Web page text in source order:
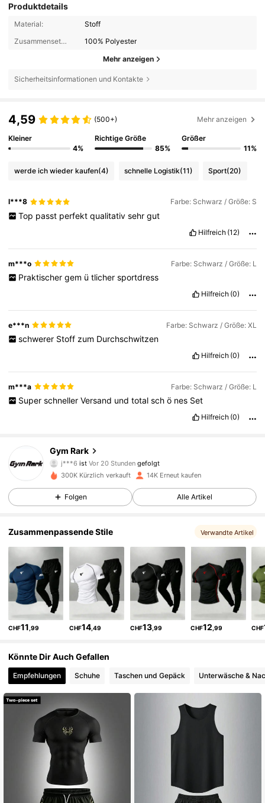
Produktdetails
Material:
Stoff
Zusammensetzung:
100% Polyester
Mehr anzeigen
Sicherheitsinformationen und Kontakte
4,59 (500+) Mehr anzeigen
Kleiner
4%
Richtige Größe
85%
Größer
11%
werde ich wieder kaufen(4) schnelle Logistik(11) Sport(20)
l***8 Farbe: Schwarz / Größe: S
Top passt perfekt qualitativ sehr gut
Hilfreich (12)
m***o Farbe: Schwarz / Größe: L
Praktischer gem ü tlicher sportdress
Hilfreich (0)
e***n Farbe: Schwarz / Größe: XL
schwerer Stoff zum Durchschwitzen
Hilfreich (0)
m***a Farbe: Schwarz / Größe: L
Super schneller Versand und total sch ö nes Set
Hilfreich (0)
Gym Rark
j***6 ist Vor 20 Stundengefolgt
r***7ist am Durchsuchen
4,69 5.2K Follower
4,69 5.2K Follower
4,69 5.2K Follower
5.2K Follower
5.2K Follower
4,69 5.2K Follower
300K Kürzlich verkauft 14K Erneut kaufen
Folgen Alle Artikel
Zusammenpassende Stile Verwandte Artikel
CHF11 ,99 CHF14 ,49 CHF13,99 CHF12 ,99 CHF
Könnte Dir Auch Gefallen
Empfehlungen Schuhe Taschen und Gepäck Unterwäsche &